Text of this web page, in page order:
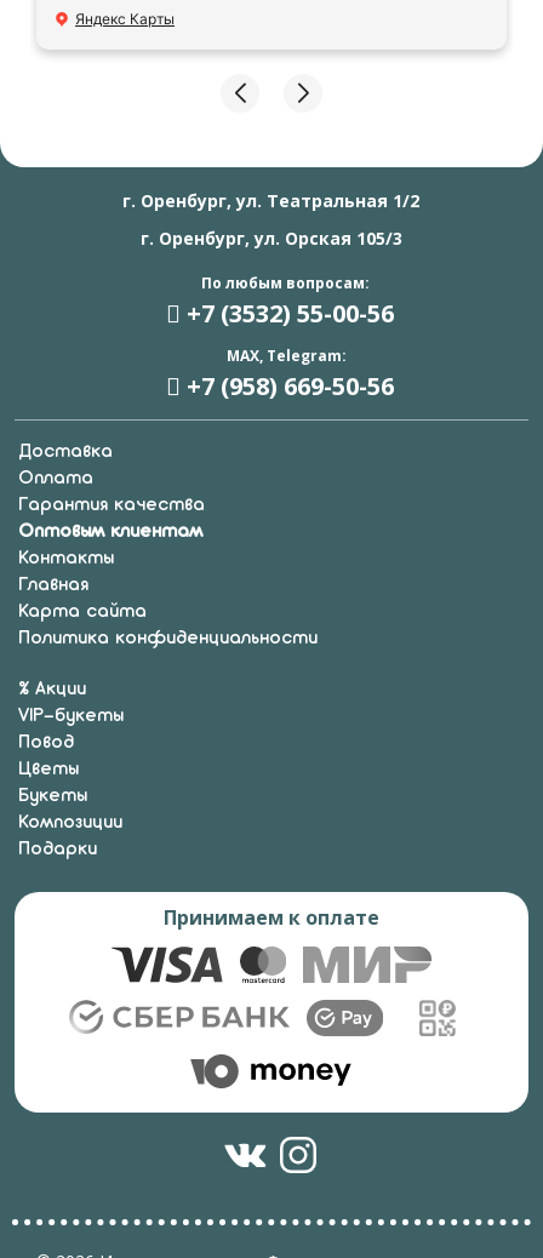
Яндекс Карты
г. Оренбург, ул. Театральная 1/2
г. Оренбург, ул. Орская 105/3
По любым вопросам:
+7 (3532) 55-00-56
MAX, Telegram:
+7 (958) 669-50-56
Доставка
Оплата
Гарантия качества
Оптовым клиентам
Контакты
Главная
Карта сайта
Политика конфиденциальности
% Акции
VIP-букеты
Повод
Цветы
Букеты
Композиции
Подарки
Принимаем к оплате